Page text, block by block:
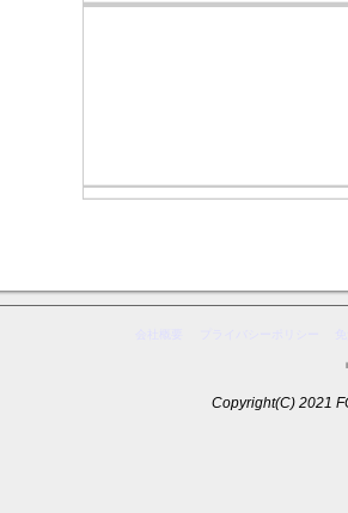
Copyright(C) 2021